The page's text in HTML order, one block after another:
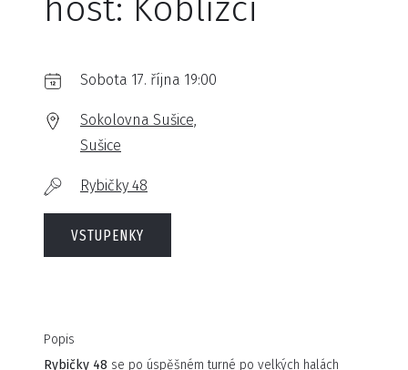
host: Koblížci
Sobota 17. října 19:00
Sokolovna Sušice,
Sušice
Rybičky 48
VSTUPENKY
Popis
Rybičky 48 se po úspěšném turné po velkých halách